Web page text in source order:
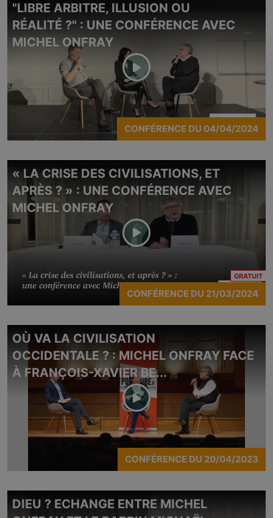
"LIBRE ARBITRE, ILLUSION OU
RÉALITÉ ?" : UNE CONFÉRENCE AVEC
MICHEL ONFRAY
CONFÉRENCE DU 04/04/2024
« LA CRISE DES CIVILISATIONS, ET
APRÈS ? » : UNE CONFÉRENCE AVEC
MICHEL ONFRAY
GRATUIT
CONFÉRENCE DU 21/03/2024
OÙ VA LA CIVILISATION
OCCIDENTALE ? : MICHEL ONFRAY FACE
À FRANÇOIS-XAVIER BE...
CONFÉRENCE DU 20/04/2023
DIEU ? ECHANGE ENTRE MICHEL